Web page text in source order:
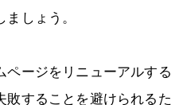
しょう。
ページをリニューアルする
敗することを避けられるた